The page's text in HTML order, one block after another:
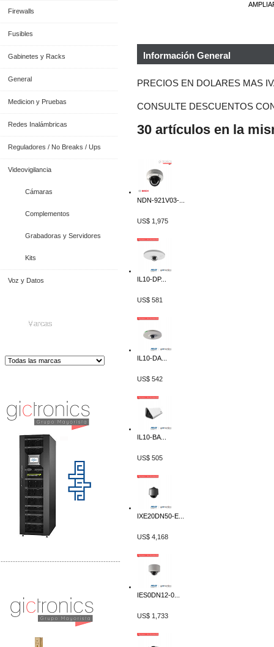
Firewalls
Fusibles
Gabinetes y Racks
General
Medicion y Pruebas
Redes Inalámbricas
Reguladores / No Breaks / Ups
Videovigilancia
Cámaras
Complementos
Grabadoras y Servidores
Kits
Voz y Datos
Marcas
-------------------------------------------------
Información General
PRECIOS EN DOLARES MAS
CONSULTE DESCUENTOS
30 artículos en la
NDN-921V03-...
US$ 1,975
IL10-DP...
US$ 581
IL10-DA...
US$ 542
IL10-BA...
US$ 505
IXE20DN50-E...
US$ 4,168
IES0DN12-0...
US$ 1,733